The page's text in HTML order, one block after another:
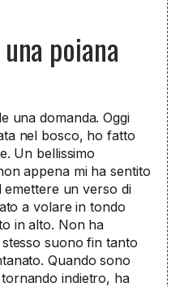
poiana
una domanda. Oggi
nel bosco, ho fatto
Un bellissimo
appena mi ha sentito
un verso di
a volare in tondo
in alto. Non ha
suono fin tanto
Quando sono
indietro, ha